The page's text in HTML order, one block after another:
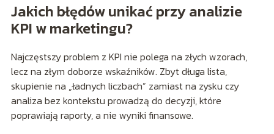
Jakich błędów unikać przy analizie
KPI w marketingu?
Najczęstszy problem z KPI nie polega na złych wzorach,
lecz na złym doborze wskaźników. Zbyt długa lista,
skupienie na „ładnych liczbach” zamiast na zysku czy
analiza bez kontekstu prowadzą do decyzji, które
poprawiają raporty, a nie wyniki finansowe.